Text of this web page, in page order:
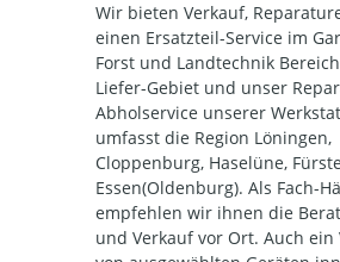
Wir bieten Verkauf,
einen Ersatzteil-Service im
Forst und Landtechnik
Liefer-Gebiet und unser
Abholservice unserer
umfasst die Region Löningen,
Cloppenburg, Haselüne,
Essen(Oldenburg). Als Fach-
empfehlen wir ihnen die
und Verkauf vor Ort. Auch ein